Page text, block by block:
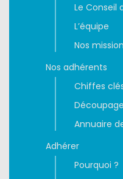
Le Conseil
L’équipe
Nos
Nos adhérents
Chiffes
Annuaire
Adhérer
Pourquoi ?